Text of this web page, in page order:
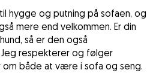
hygge og putning på sofaen, og
mere end velkommen. Er din
så er den også
respekterer og følger
både at være i sofa og seng.